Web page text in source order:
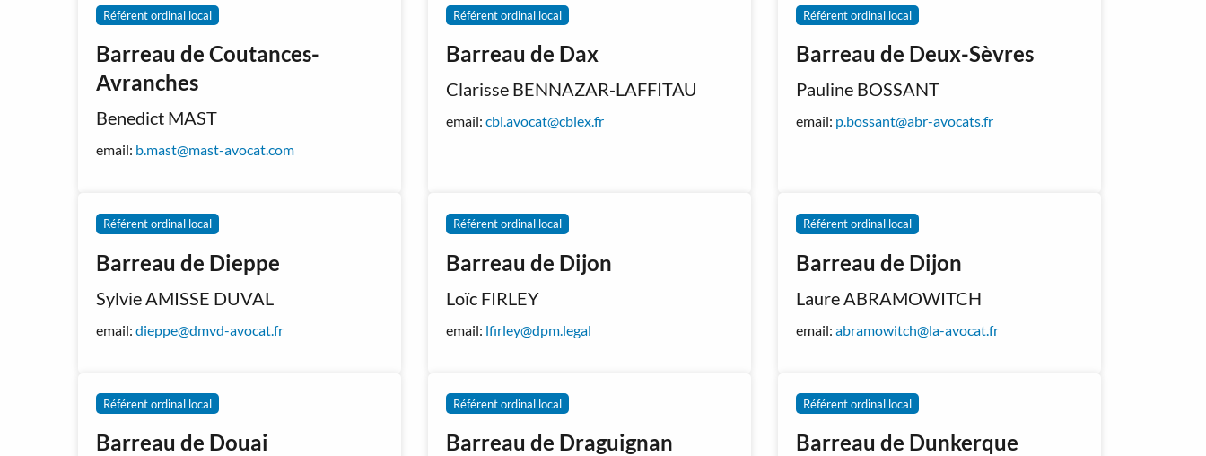
Référent ordinal local
Barreau de Coutances-
Avranches
Benedict MAST
email: b.mast@mast-avocat.com
Référent ordinal local
Barreau de Dax
Clarisse BENNAZAR-LAFFITAU
email: cbl.avocat@cblex.fr
Référent ordinal local
Barreau de Deux-Sèvres
Pauline BOSSANT
email: p.bossant@abr-avocats.fr
Référent ordinal local
Barreau de Dieppe
Sylvie AMISSE DUVAL
email: dieppe@dmvd-avocat.fr
Référent ordinal local
Barreau de Dijon
Loïc FIRLEY
email: lfirley@dpm.legal
Référent ordinal local
Barreau de Dijon
Laure ABRAMOWITCH
email: abramowitch@la-avocat.fr
Référent ordinal local
Barreau de Douai
Référent ordinal local
Barreau de Draguignan
Référent ordinal local
Barreau de Dunkerque